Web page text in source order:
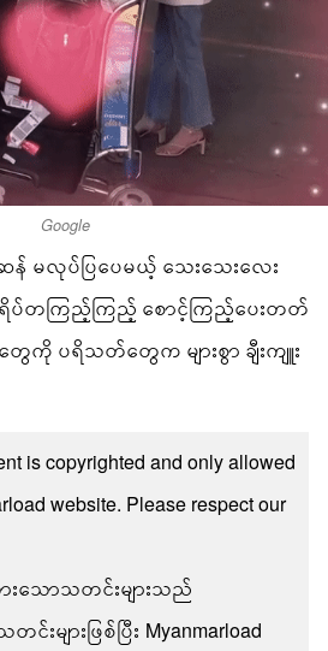
Google
န် မလုပ်ပြပေမယ့် သေးသေးလေး
ရိပ်တကြည့်ကြည့် စောင့်ကြည့်ပေးတတ်
ေကို ပရိသတ်တွေက များစွာ ချီးကျူး
is copyrighted and only allowed
website. Please respect our
ားသောသတင်းများသည်
းများဖြစ်ပြီး Myanmarload